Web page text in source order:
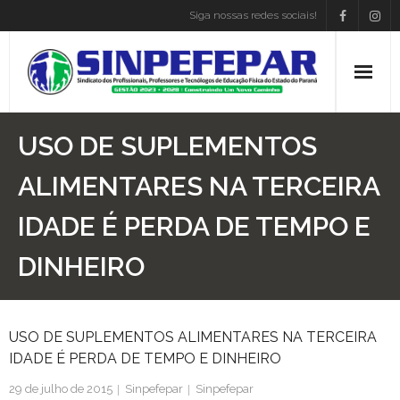
Siga nossas redes sociais!
Home
Institucional
Atos Presidência
Convenções
Associe-se
Empregos
Blog
USO DE SUPLEMENTOS
ALIMENTARES NA TERCEIRA
IDADE É PERDA DE TEMPO E
DINHEIRO
USO DE SUPLEMENTOS ALIMENTARES NA TERCEIRA
IDADE É PERDA DE TEMPO E DINHEIRO
29 de julho de 2015 Sinpefepar Sinpefepar